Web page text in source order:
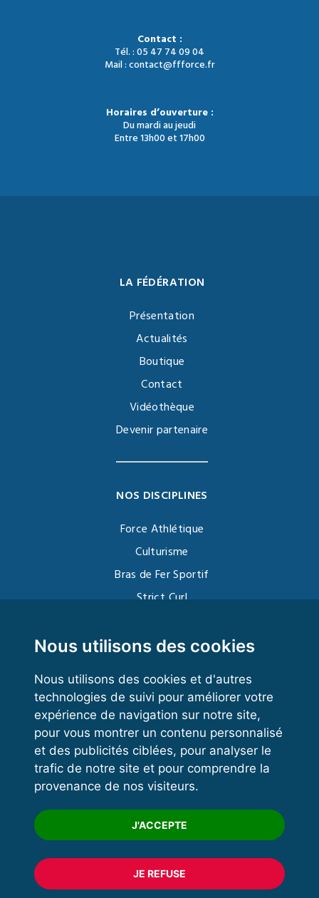
Nous utilisons des cookies
Nous utilisons des cookies et d'autres
technologies de suivi pour améliorer votre
expérience de navigation sur notre site,
pour vous montrer un contenu personnalisé
et des publicités ciblées, pour analyser le
trafic de notre site et pour comprendre la
provenance de nos visiteurs.
J'ACCEPTE
JE REFUSE
Contact :
Tél. : 05 47 74 09 04
Mail : contact@ffforce.fr
Horaires d’ouverture :
Du mardi au jeudi
Entre 13h00 et 17h00
LA FÉDÉRATION
Présentation
Actualités
Boutique
Contact
Vidéothèque
Devenir partenaire
NOS DISCIPLINES
Force Athlétique
Culturisme
Bras de Fer Sportif
Strict Curl
Kettlebell
VOS ESPACES
Espace dirigeant
Espace licencié
Trouver un club
Formation
© 2020 FFFORCE Tous droits réservés